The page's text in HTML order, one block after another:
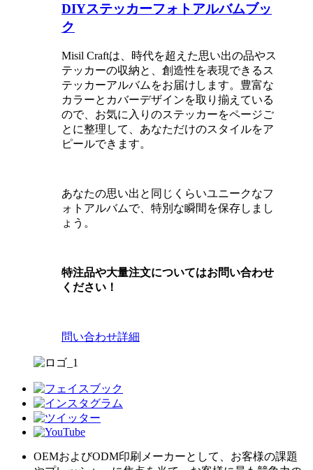
DIYステッカーフォトアルバムブッ
ク
Misil Craftは、時代を超えた思い出の品やス
テッカーの収納と、創造性を表現できるス
テッカーアルバムをお届けします。豊富な
カラーとカバーデザインを取り揃えている
ので、お気に入りのステッカーをページご
とに整理して、あなただけのスタイルをア
ピールできます。
あなたの思い出と同じくらいユニークなフ
ォトアルバムで、特別な瞬間を保存しまし
ょう。
特注品や大量注文についてはお問い合わせ
ください！
問い合わせ詳細
OEMおよびODM印刷メーカーとして、お客様の課題